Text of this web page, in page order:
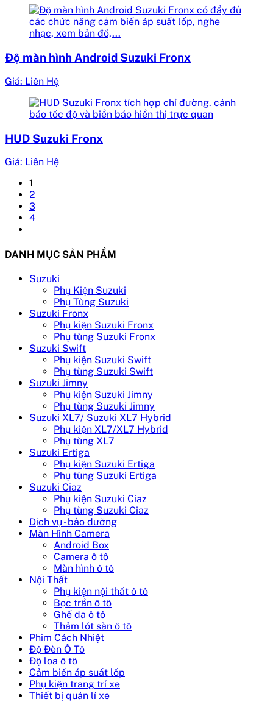
Độ màn hình Android Suzuki Fronx
Giá: Liên Hệ
HUD Suzuki Fronx
Giá: Liên Hệ
1
2
3
4
DANH MỤC SẢN PHẨM
Suzuki
Phụ Kiện Suzuki
Phụ Tùng Suzuki
Suzuki Fronx
Phụ kiện Suzuki Fronx
Phụ tùng Suzuki Fronx
Suzuki Swift
Phụ kiện Suzuki Swift
Phụ tùng Suzuki Swift
Suzuki Jimny
Phụ kiện Suzuki Jimny
Phụ tùng Suzuki Jimny
Suzuki XL7/ Suzuki XL7 Hybrid
Phụ kiện XL7/XL7 Hybrid
Phụ tùng XL7
Suzuki Ertiga
Phụ kiện Suzuki Ertiga
Phụ tùng Suzuki Ertiga
Suzuki Ciaz
Phụ kiện Suzuki Ciaz
Phụ tùng Suzuki Ciaz
Dịch vụ - bảo dưỡng
Màn Hình Camera
Android Box
Camera ô tô
Màn hình ô tô
Nội Thất
Phụ kiện nội thất ô tô
Bọc trần ô tô
Ghế da ô tô
Thảm lót sàn ô tô
Phim Cách Nhiệt
Độ Đèn Ô Tô
Độ loa ô tô
Cảm biến áp suất lốp
Phụ kiện trang trí xe
Thiết bị quản lí xe